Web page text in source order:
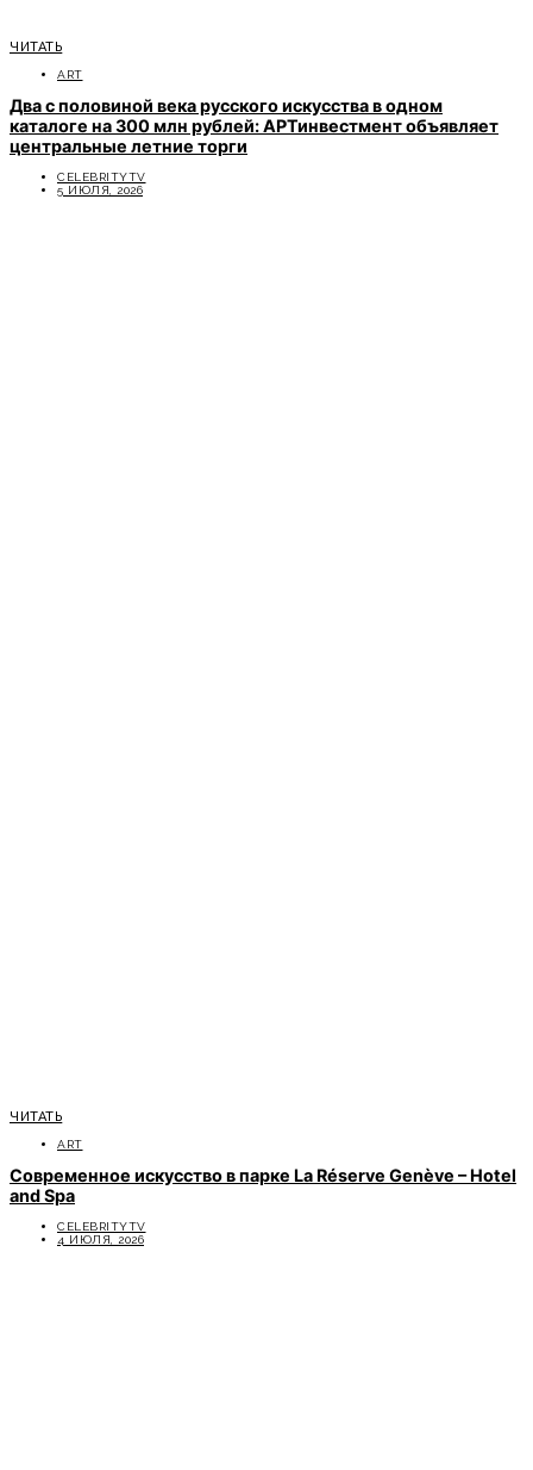
ЧИТАТЬ
ART
Два с половиной века русского искусства в одном
каталоге на 300 млн рублей: АРТинвестмент объявляет
центральные летние торги
CELEBRITYTV
5 ИЮЛЯ, 2026
ЧИТАТЬ
ART
Современное искусство в парке La Réserve Genève – Hotel
and Spa
CELEBRITYTV
4 ИЮЛЯ, 2026